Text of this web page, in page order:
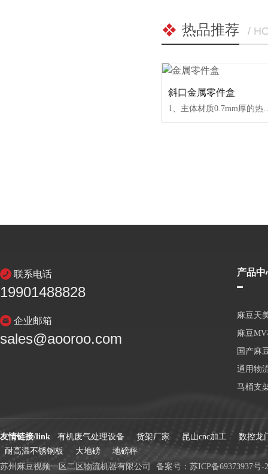
热品推荐 /
斜口金属零件盒
1、主体材质0.7mm厚的热镀锌板焊接，强度高，耐锈能力强；2、单个箱体承载是普通塑料箱的6-10倍，使用寿命是普通塑料箱的4倍；制作过程中使用点焊机进行几十次点焊作业
联系电话
19901488828
企业邮箱
sales@aooroo.com
产品中
麻豆天
麻豆
国产麻
通用物
马桶支
苏州麻豆视频一区二区物流机器有限公司 备案号： 苏ICP备69373937号-2
友情链接/link 有机废气处理设备 货架厂家 昆山cnc加工
数控龙
耐高温不锈钢板
大地磅 地磅秤